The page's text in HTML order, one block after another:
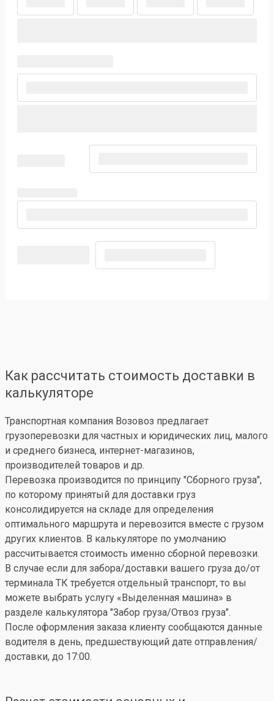
Как рассчитать стоимость доставки в
калькуляторе
Транспортная компания Возовоз предлагает
грузоперевозки для частных и юридических лиц, малого
и среднего бизнеса, интернет-магазинов,
производителей товаров и др.
Перевозка производится по принципу "Сборного груза",
по которому принятый для доставки груз
консолидируется на складе для определения
оптимального маршрута и перевозится вместе с грузом
других клиентов. В калькуляторе по умолчанию
рассчитывается стоимость именно сборной перевозки.
В случае если для забора/доставки вашего груза до/от
терминала ТК требуется отдельный транспорт, то вы
можете выбрать услугу «Выделенная машина» в
разделе калькулятора "Забор груза/Отвоз груза".
После оформления заказа клиенту сообщаются данные
водителя в день, предшествующий дате отправления/
доставки, до 17:00.